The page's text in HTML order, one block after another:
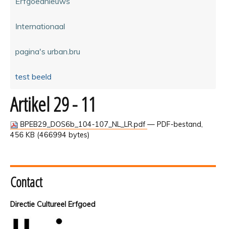
Internationaal
pagina's urban.bru
test beeld
Artikel 29 - 11
BPEB29_DOS6b_104-107_NL_LR.pdf — PDF-bestand,
456 KB (466994 bytes)
Contact
Directie Cultureel Erfgoed